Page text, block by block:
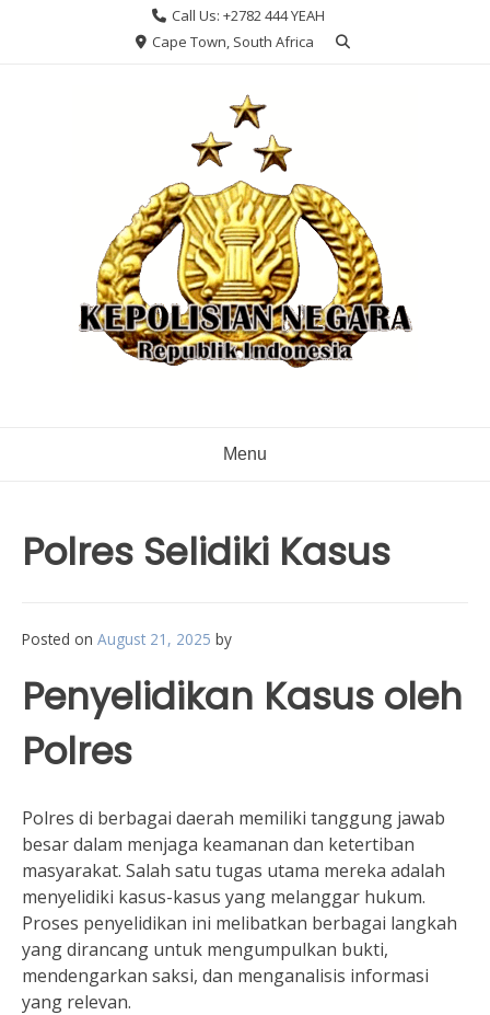
Call Us: +2782 444 YEAH
Cape Town, South Africa
Menu
Polres Selidiki Kasus
Posted on August 21, 2025 by
Penyelidikan Kasus oleh
Polres
Polres di berbagai daerah memiliki tanggung jawab
besar dalam menjaga keamanan dan ketertiban
masyarakat. Salah satu tugas utama mereka adalah
menyelidiki kasus-kasus yang melanggar hukum.
Proses penyelidikan ini melibatkan berbagai langkah
yang dirancang untuk mengumpulkan bukti,
mendengarkan saksi, dan menganalisis informasi
yang relevan.